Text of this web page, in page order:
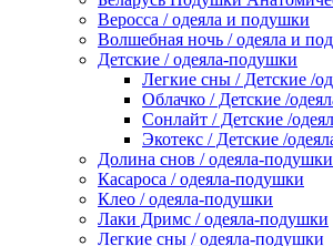
Веросса / одеяла и подушки
Волшебная ночь / одеяла и
Детские / одеяла-подушки
Легкие сны / Детские /
Облачко / Детские /
Сонлайт / Детские /
Экотекс / Детские /
Долина снов / одеяла-
Касароса / одеяла-подушки
Клео / одеяла-подушки
Лаки Дримс / одеяла-подушки
Легкие сны / одеяла-подушки